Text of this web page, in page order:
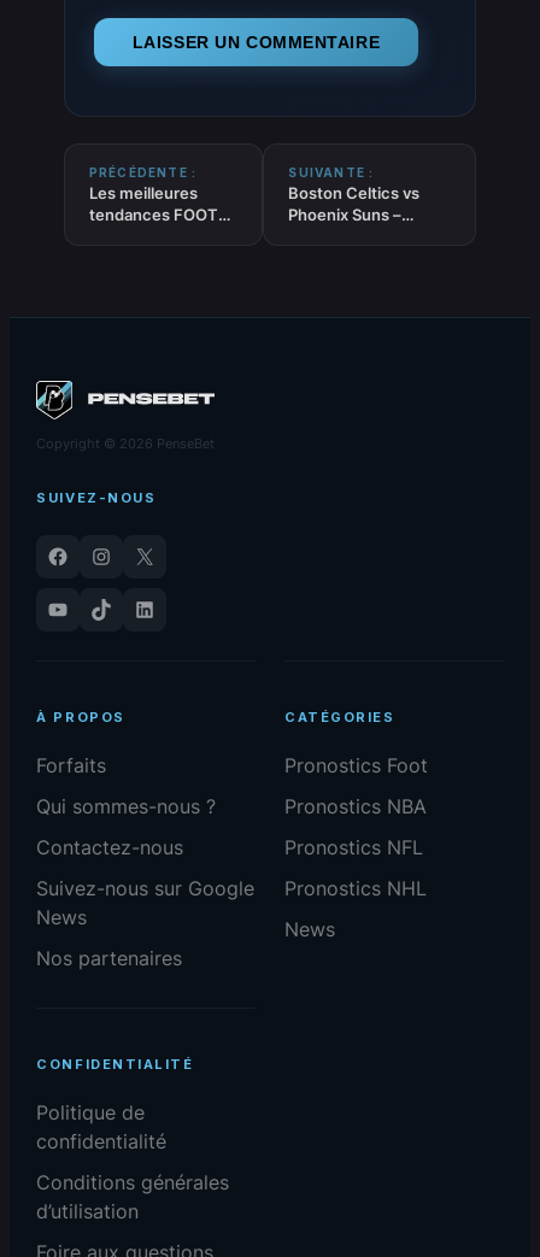
PRÉCÉDENTE :
Les meilleures
tendances FOOT
SUIVANTE :
Boston Celtics vs
Phoenix Suns –
Copyright © 2026 PenseBet
SUIVEZ-NOUS
Facebook Instagram
X
YouTube
TikTok LinkedIn
À PROPOS
Forfaits
Qui sommes-nous ?
Contactez-nous
Suivez-nous sur Google
News
Nos partenaires
CATÉGORIES
Pronostics Foot
Pronostics NBA
Pronostics NFL
Pronostics NHL
News
CONFIDENTIALITÉ
Politique de
confidentialité
Conditions générales
d’utilisation
Foire aux questions